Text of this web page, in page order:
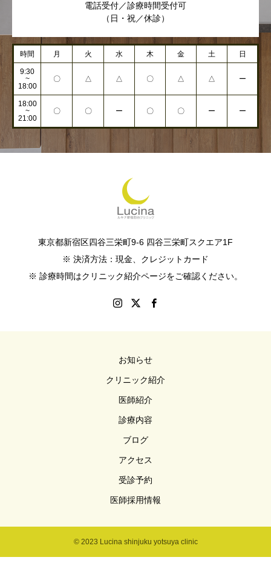
電話受付／診療時間受付可
（日・祝／休診）
時間 月 火 水 木 金 土 日
9:30
~
18:00
〇 △ △ 〇 △ △ ー
18:00
~
21:00
〇 〇 ー 〇 〇 ー ー
東京都新宿区四谷三栄町9-6 四谷三栄町スクエア1F
※ 決済方法：現金、クレジットカード
※ 診療時間はクリニック紹介ページをご確認ください。
お知らせ
クリニック紹介
医師紹介
診療内容
ブログ
アクセス
受診予約
医師採用情報
© 2023 Lucina shinjuku yotsuya clinic